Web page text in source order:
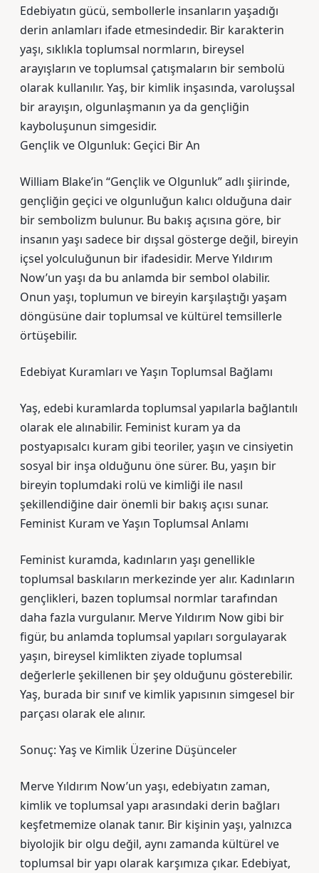
Edebiyatın gücü, sembollerle insanların yaşadığı
derin anlamları ifade etmesindedir. Bir karakterin
yaşı, sıklıkla toplumsal normların, bireysel
arayışların ve toplumsal çatışmaların bir sembolü
olarak kullanılır. Yaş, bir kimlik inşasında, varoluşsal
bir arayışın, olgunlaşmanın ya da gençliğin
kayboluşunun simgesidir.
Gençlik ve Olgunluk: Geçici Bir An
William Blake’in “Gençlik ve Olgunluk” adlı şiirinde,
gençliğin geçici ve olgunluğun kalıcı olduğuna dair
bir sembolizm bulunur. Bu bakış açısına göre, bir
insanın yaşı sadece bir dışsal gösterge değil, bireyin
içsel yolculuğunun bir ifadesidir. Merve Yıldırım
Now’un yaşı da bu anlamda bir sembol olabilir.
Onun yaşı, toplumun ve bireyin karşılaştığı yaşam
döngüsüne dair toplumsal ve kültürel temsillerle
örtüşebilir.
Edebiyat Kuramları ve Yaşın Toplumsal Bağlamı
Yaş, edebi kuramlarda toplumsal yapılarla bağlantılı
olarak ele alınabilir. Feminist kuram ya da
postyapısalcı kuram gibi teoriler, yaşın ve cinsiyetin
sosyal bir inşa olduğunu öne sürer. Bu, yaşın bir
bireyin toplumdaki rolü ve kimliği ile nasıl
şekillendiğine dair önemli bir bakış açısı sunar.
Feminist Kuram ve Yaşın Toplumsal Anlamı
Feminist kuramda, kadınların yaşı genellikle
toplumsal baskıların merkezinde yer alır. Kadınların
gençlikleri, bazen toplumsal normlar tarafından
daha fazla vurgulanır. Merve Yıldırım Now gibi bir
figür, bu anlamda toplumsal yapıları sorgulayarak
yaşın, bireysel kimlikten ziyade toplumsal
değerlerle şekillenen bir şey olduğunu gösterebilir.
Yaş, burada bir sınıf ve kimlik yapısının simgesel bir
parçası olarak ele alınır.
Sonuç: Yaş ve Kimlik Üzerine Düşünceler
Merve Yıldırım Now’un yaşı, edebiyatın zaman,
kimlik ve toplumsal yapı arasındaki derin bağları
keşfetmemize olanak tanır. Bir kişinin yaşı, yalnızca
biyolojik bir olgu değil, aynı zamanda kültürel ve
toplumsal bir yapı olarak karşımıza çıkar. Edebiyat,